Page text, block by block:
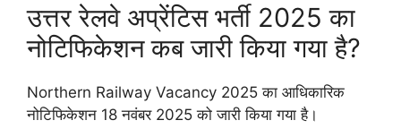
उत्तर रेलवे अप्रेंटिस भर्ती 2025 का
नोटिफिकेशन कब जारी किया गया है?
Northern Railway Vacancy 2025 का आधिकारिक
नोटिफिकेशन 18 नवंबर 2025 को जारी किया गया है।